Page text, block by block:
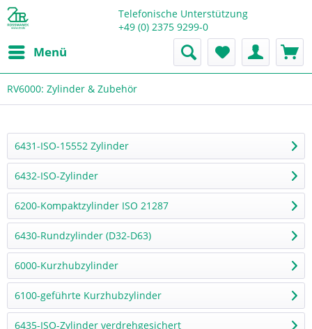
Telefonische Unterstützung
+49 (0) 2375 9299-0
Menü
RV6000: Zylinder & Zubehör
6431-ISO-15552 Zylinder
6432-ISO-Zylinder
6200-Kompaktzylinder ISO 21287
6430-Rundzylinder (D32-D63)
6000-Kurzhubzylinder
6100-geführte Kurzhubzylinder
6435-ISO-Zylinder verdrehgesichert